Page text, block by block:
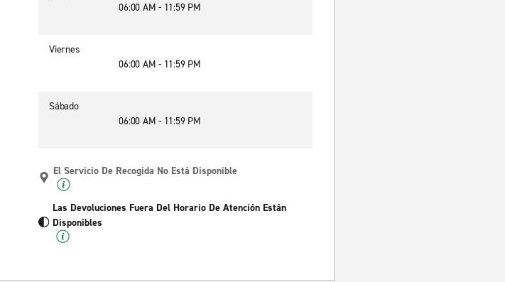
06:00 AM - 11:59 PM
Viernes
06:00 AM - 11:59 PM
Sábado
06:00 AM - 11:59 PM
El Servicio De Recogida No Está Disponible
Las Devoluciones Fuera Del Horario De Atención Están
Disponibles